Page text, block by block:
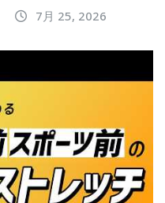
7月 25, 2026